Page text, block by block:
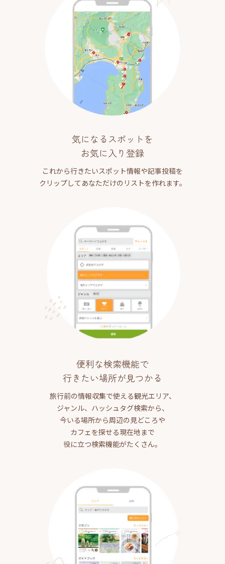
気になるスポットを
お気に入り登録
これから行きたいスポット情報や記事投稿を
クリップしてあなただけのリストを作れます。
便利な検索機能で
行きたい場所が見つかる
旅行前の情報収集で使える観光エリア、
ジャンル、ハッシュタグ検索から、
今いる場所から周辺の見どころや
カフェを探せる現在地まで
役に立つ検索機能がたくさん。